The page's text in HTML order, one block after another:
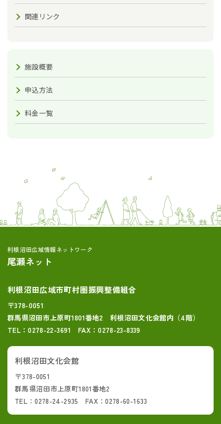
関連リンク
施設概要
申込方法
料金一覧
利根沼田広域情報ネットワーク
尾瀬ネット
利根沼田広域市町村圏振興整備組合
〒378-0051
群馬県沼田市上原町1801番地2 利根沼田文化会館内（4階）
TEL：0278-22-3691 FAX：0278-23-8339
利根沼田文化会館
〒378-0051
群馬県沼田市上原町1801番地2
TEL：0278-24-2935 FAX：0278-60-1633